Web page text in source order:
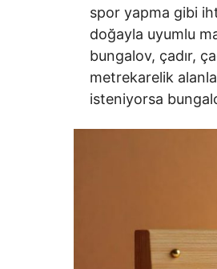
spor yapma gibi
doğayla uyumlu
bungalov, çadır,
metrekarelik
isteniyorsa